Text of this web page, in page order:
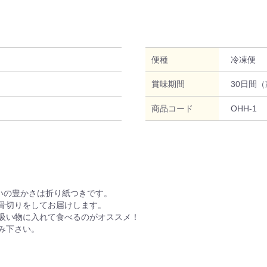
便種 冷凍便
賞味期間 30日間（
商品コード OHH-1
豊かさは折り紙つきです。
りをしてお届けします。
物に入れて食べるのがオススメ！
さい。